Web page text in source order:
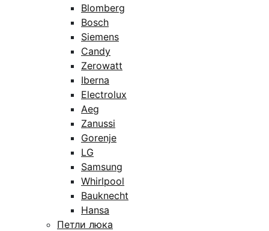
Blomberg
Bosch
Siemens
Candy
Zerowatt
Iberna
Electrolux
Aeg
Zanussi
Gorenje
LG
Samsung
Whirlpool
Bauknecht
Hansa
Петли люка